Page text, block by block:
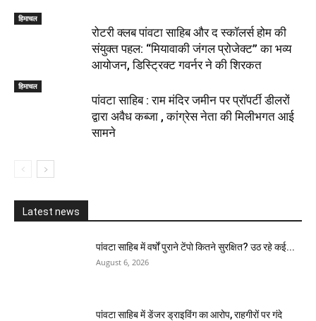
हिमाचल
​रोटरी क्लब पांवटा साहिब और द स्कॉलर्स होम की
संयुक्त पहल: “मियावाकी जंगल प्रोजेक्ट” का भव्य
आयोजन, डिस्ट्रिक्ट गवर्नर ने की शिरकत
हिमाचल
पांवटा साहिब : राम मंदिर जमीन पर प्रॉपर्टी डीलरों
द्वारा अवैध कब्जा , कांग्रेस नेता की मिलीभगत आई
सामने
Latest news
पांवटा साहिब में वर्षों पुराने टेंपो कितने सुरक्षित? उठ रहे कई...
August 6, 2026
पांवटा साहिब में डेंजर ड्राइविंग का आरोप, राहगीरों पर गंदे